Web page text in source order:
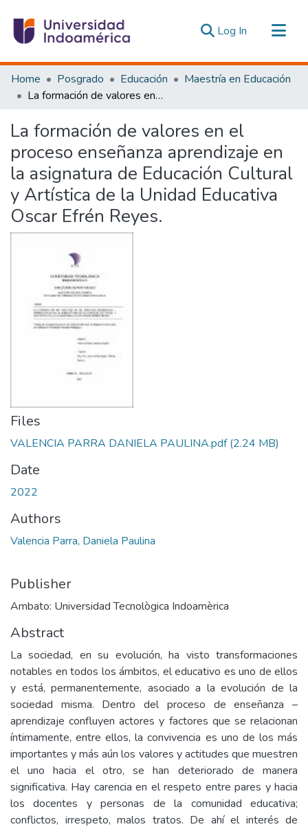
Log In (current)
Communities & Collections
All of DSpace
Estadísticas Externas
Home Posgrado Educación
Maestría en Educación
La formación de valores en el proceso enseñanza aprendizaje en la asignatura de Educación Cultural y Artística de la Unidad Educativa Oscar Efrén Reyes.
La formación de valores en el
proceso enseñanza aprendizaje en
la asignatura de Educación Cultural
y Artística de la Unidad Educativa
Oscar Efrén Reyes.
Files
VALENCIA PARRA DANIELA PAULINA.pdf(2.24 MB)
Date
2022
Authors
Valencia Parra, Daniela Paulina
Publisher
Ambato: Universidad Tecnològica Indoamèrica
Abstract
La sociedad, en su evolución, ha visto transformaciones
notables en todos los ámbitos, el educativo es uno de ellos
y está, permanentemente, asociado a la evolución de la
sociedad misma. Dentro del proceso de enseñanza –
aprendizaje confluyen actores y factores que se relacionan
íntimamente, entre ellos, la convivencia es uno de los más
importantes y más aún los valores y actitudes que muestren
el uno hacia el otro, se han deteriorado de manera
significativa. Hay carencia en el respeto entre pares y hacia
los docentes y personas de la comunidad educativa;
conflictos, irrespeto, malos tratos. De ahí el interés de